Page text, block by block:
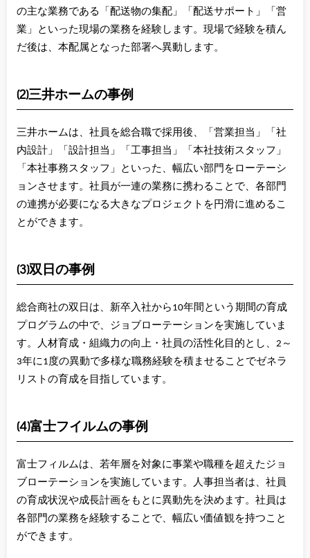
の主な業務である「配送物の集配」「配送サポート」「営
業」といった現場の業務を経験します。現場で経験を積ん
だ後は、本配属となった部署へ異動します。
(2)三井ホームの事例
三井ホームは、社員を総合職で採用後、「営業担当」「社
内設計」「設計担当」「工事担当」「本社技術スタッフ」
「本社事務スタッフ」といった、幅広い部門をローテーシ
ョンさせます。社員が一連の業務に携わることで、各部門
の連携が必要になる大きなプロジェクトを円滑に進めるこ
とができます。
(3)双日の事例
総合商社の双日は、新卒入社から10年間という期間の育成
プログラムの中で、ジョブローテーションを実施していま
す。人材育成・組織力の向上・社員の活性化目的とし、2～
3年に1度の異動で多様な職務経験を積ませることでゼネラ
リストの育成を目指しています。
(4)富士フイルムの事例
富士フィルムは、若年層を対象に事業や職種を超えたジョ
ブローテーションを実施しています。人事担当者は、社員
の育成状況や成長計画をもとに異動先を決めます。社員は
各部門の業務を経験することで、幅広い価値観を持つこと
ができます。